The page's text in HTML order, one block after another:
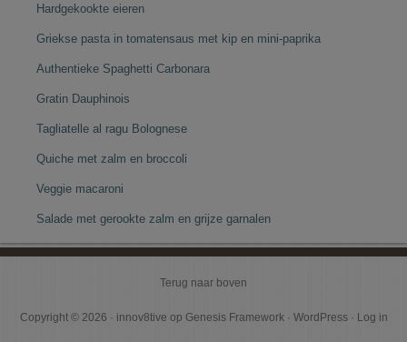
Hardgekookte eieren
Griekse pasta in tomatensaus met kip en mini-paprika
Authentieke Spaghetti Carbonara
Gratin Dauphinois
Tagliatelle al ragu Bolognese
Quiche met zalm en broccoli
Veggie macaroni
Salade met gerookte zalm en grijze garnalen
Terug naar boven
Copyright © 2026 · innov8tive op Genesis Framework· WordPress· Log in